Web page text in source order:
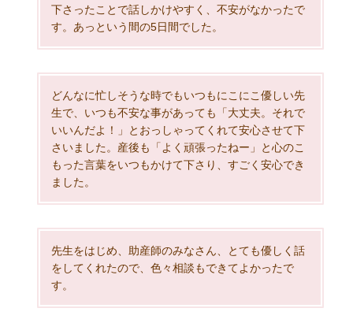
下さったことで話しかけやすく、不安がなかったで
す。あっという間の5日間でした。
どんなに忙しそうな時でもいつもにこにこ優しい先
生で、いつも不安な事があっても「大丈夫。それで
いいんだよ！」とおっしゃってくれて安心させて下
さいました。産後も「よく頑張ったねー」と心のこ
もった言葉をいつもかけて下さり、すごく安心でき
ました。
先生をはじめ、助産師のみなさん、とても優しく話
をしてくれたので、色々相談もできてよかったで
す。